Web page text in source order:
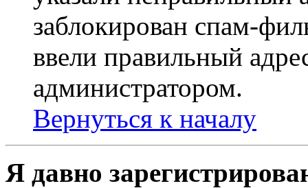
заблокирован спам-
ввели правильный
администратором.
Вернуться к началу
Я давно